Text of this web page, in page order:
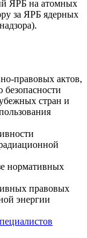
ЯРБ на атомных
за ЯРБ ядерных
правовых актов,
стран и
нормативных
правовых
энергии